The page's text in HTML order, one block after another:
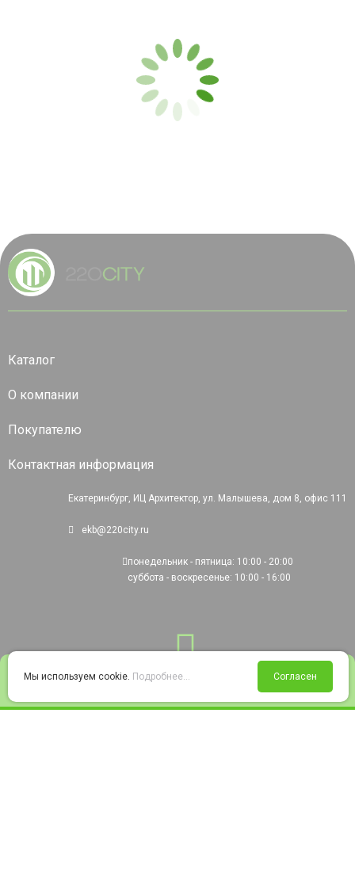
Войти Избранное Корзина
Каталог
О компании
Покупателю
Контактная информация
Екатеринбург, ИЦ Архитектор, ул. Малышева, дом 8, офис 111
ekb@220city.ru
понедельник - пятница: 10:00 - 20:00
суббота - воскресенье: 10:00 - 16:00
Мы используем cookie. Подробнее... Согласен